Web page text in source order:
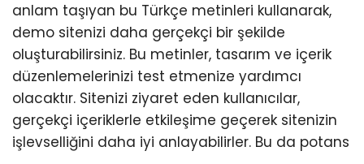
anlam taşıyan bu Türkçe metinleri kullanarak,
demo sitenizi daha gerçekçi bir şekilde
oluşturabilirsiniz. Bu metinler, tasarım ve içerik
düzenlemelerinizi test etmenize yardımcı
olacaktır. Sitenizi ziyaret eden kullanıcılar,
gerçekçi içeriklerle etkileşime geçerek sitenizin
işlevselliğini daha iyi anlayabilirler. Bu da potans